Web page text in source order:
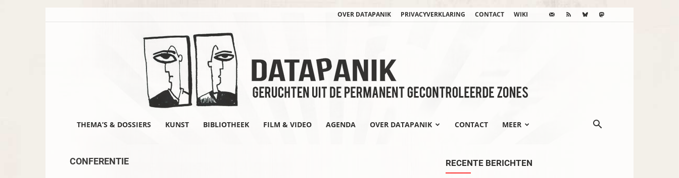
OVER DATAPANIK PRIVACYVERKLARING CONTACT WIKI
THEMA’S & DOSSIERS KUNST BIBLIOTHEEK FILM & VIDEO AGENDA OVER DATAPANIK CONTACT MEER
CONFERENTIE RECENTE BERICHTEN